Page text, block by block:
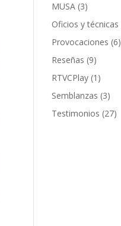
MUSA (3)
Oficios y técnicas
Provocaciones (6)
Reseñas (9)
RTVCPlay (1)
Semblanzas (3)
Testimonios (27)